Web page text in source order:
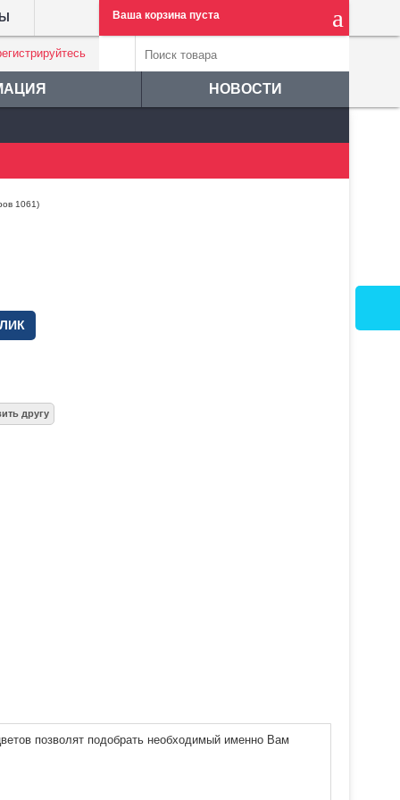
Ваша корзина пуста
НОВОСТИ
1061)
позволят подобрать необходимый именно Вам